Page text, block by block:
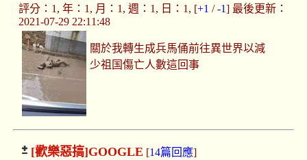
評分：1, 年：1, 月：1, 週：1, 日：1, [+1 /-1] 最後更新：
2021-07-29 22:11:48
關於我轉生成兵馬俑前往異世界以減
少祖国傷亡人數這回事
[歡樂惡搞]GOOGLE [14篇回應]